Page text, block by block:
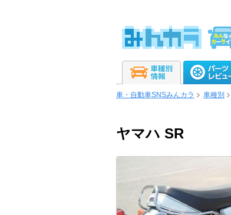
車・自動車SNSみんカラ 車種別
ヤマハ SR